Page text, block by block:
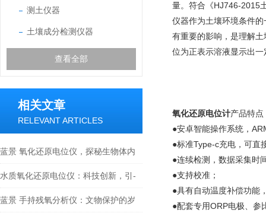
测土仪器
土壤成分检测仪器
查看全部
相关文章
RELEVANT ARTICLES
蓝景 氧化还原电位仪，探秘生物体内
的氧化还原密码
水质氧化还原电位仪：科技创新，引-
领水质监测新高度
蓝景 手持残氧分析仪：文物保护的岁
量。符合《HJ746-2015
仪器作为土壤环境条件
有重要的影响，是理解
位为正表示溶液显示出
氧化还原电位计产品特点
●安卓智能操作系统，
●标准Type-c充电，可直
●连续检测，数据采集时
●支持校准；
●具有自动温度补偿功能
●配套专用ORP电极、参